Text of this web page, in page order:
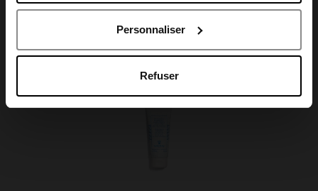
Personnaliser
Refuser
Oublié quelque chose ?
April Luxembourg